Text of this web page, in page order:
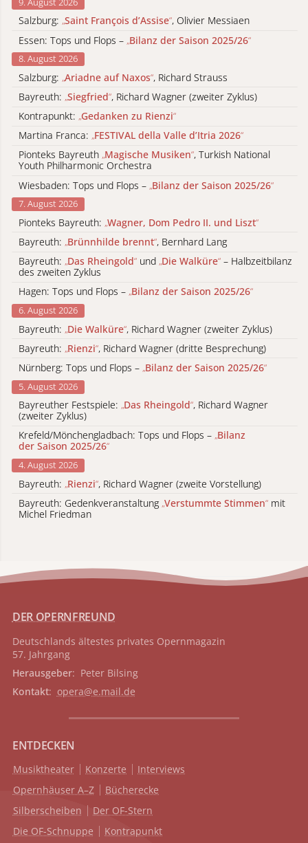
Salzburg: „Saint François d’Assise“, Olivier Messiaen
Essen: Tops und Flops – „Bilanz der Saison 2025/26“
8. August 2026
Salzburg: „Ariadne auf Naxos“, Richard Strauss
Bayreuth: „Siegfried“, Richard Wagner (zweiter Zyklus)
Kontrapunkt: „Gedanken zu Rienzi“
Martina Franca: „FESTIVAL della Valle d’Itria 2026“
Pionteks Bayreuth „Magische Musiken“, Turkish National
Youth Philharmonic Orchestra
Wiesbaden: Tops und Flops – „Bilanz der Saison 2025/26“
7. August 2026
Pionteks Bayreuth: „Wagner, Dom Pedro II. und Liszt“
Bayreuth: „Brünnhilde brennt“, Bernhard Lang
Bayreuth: „Das Rheingold“ und „Die Walküre“ – Halbzeitbilanz
des zweiten Zyklus
Hagen: Tops und Flops – „Bilanz der Saison 2025/26“
6. August 2026
Bayreuth: „Die Walküre“, Richard Wagner (zweiter Zyklus)
Bayreuth: „Rienzi“, Richard Wagner (dritte Besprechung)
Nürnberg: Tops und Flops – „Bilanz der Saison 2025/26“
5. August 2026
Bayreuther Festspiele: „Das Rheingold“, Richard Wagner
(zweiter Zyklus)
Krefeld/Mönchengladbach: Tops und Flops – „Bilanz
der Saison 2025/26“
4. August 2026
Bayreuth: „Rienzi“, Richard Wagner (zweite Vorstellung)
Bayreuth: Gedenkveranstaltung „Verstummte Stimmen“ mit
Michel Friedman
DER OPERNFREUND
Deutschlands ältestes privates Opernmagazin
57. Jahrgang
Herausgeber: Peter Bilsing
Kontakt: opera@e.mail.de
ENTDECKEN
Musiktheater Konzerte
Interviews
Opernhäuser A–Z
Bücherecke
Silberscheiben
Der OF-Stern
Die OF-Schnuppe
Kontrapunkt